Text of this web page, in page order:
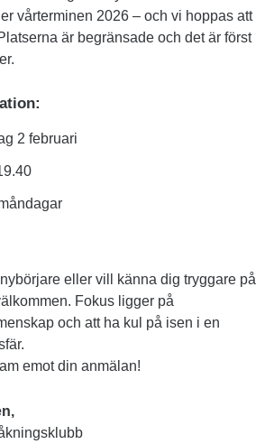
vårterminen 2026 – och vi hoppas att
är begränsade och det är först
2 februari
eller vill känna dig tryggare på
Fokus ligger på
och att ha kul på isen i en
emot din anmälan!